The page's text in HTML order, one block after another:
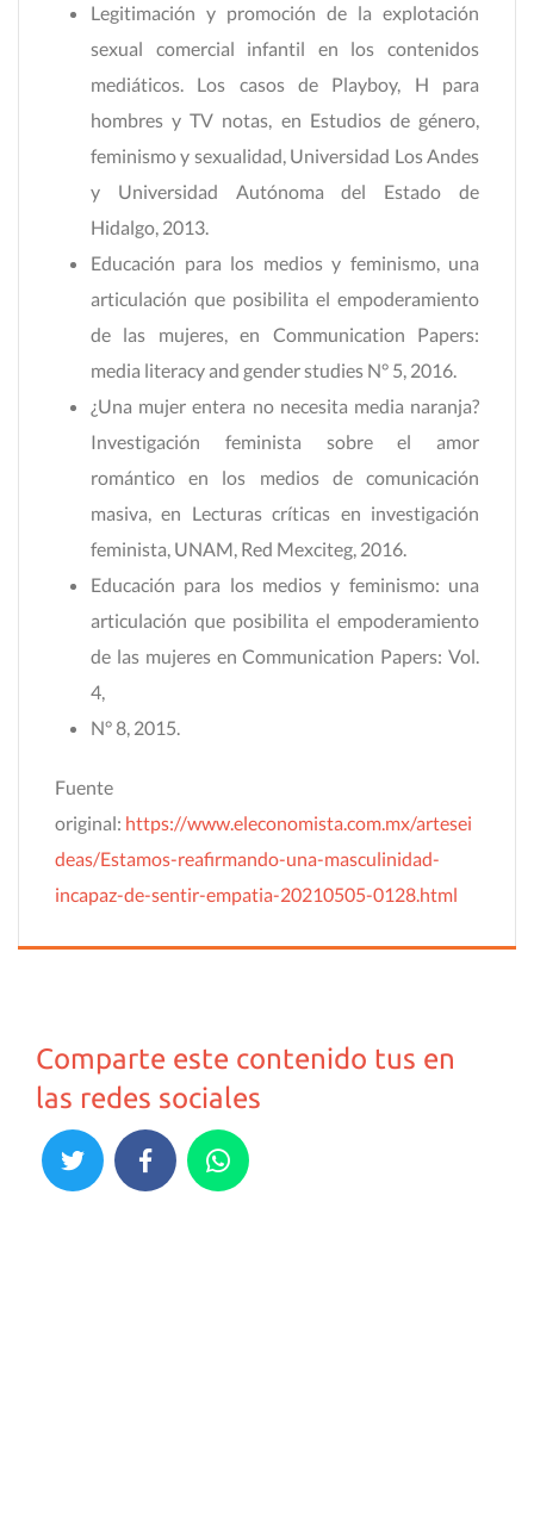
Legitimación y promoción de la explotación
sexual comercial infantil en los contenidos
mediáticos. Los casos de Playboy, H para
hombres y TV notas, en Estudios de género,
feminismo y sexualidad, Universidad Los Andes
y Universidad Autónoma del Estado de
Hidalgo, 2013.
Educación para los medios y feminismo, una
articulación que posibilita el empoderamiento
de las mujeres, en Communication Papers:
media literacy and gender studies N° 5, 2016.
¿Una mujer entera no necesita media naranja?
Investigación feminista sobre el amor
romántico en los medios de comunicación
masiva, en Lecturas críticas en investigación
feminista, UNAM, Red Mexciteg, 2016.
Educación para los medios y feminismo: una
articulación que posibilita el empoderamiento
de las mujeres en Communication Papers: Vol.
4,
N° 8, 2015.
Fuente
original: https://www.eleconomista.com.mx/artesei
deas/Estamos-reafirmando-una-masculinidad-
incapaz-de-sentir-empatia-20210505-0128.html
Comparte este contenido tus en
las redes sociales